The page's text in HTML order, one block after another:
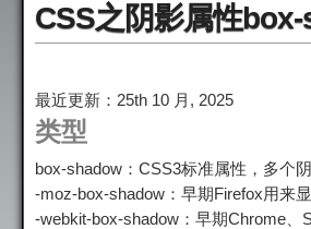
CSS之阴影属性
最近更新：25th 10 月, 2025
类型
box-shadow：CSS3标准属性，多个
-moz-box-shadow：早期Firefox用来
-webkit-box-shadow：早期Chrome、